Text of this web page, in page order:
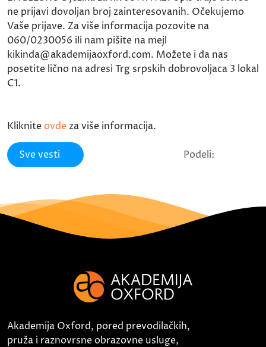
ne prijavi dovoljan broj zainteresovanih. Očekujemo
Vaše prijave. Za više informacija pozovite na
060/0230056 ili nam pišite na mejl
kikinda@akademijaoxford.com. Možete i da nas
posetite lično na adresi Trg srpskih dobrovoljaca 3 lokal
C1.
Kliknite ovde za više informacija.
Sve vesti Podeli:
Akademija Oxford, pored prevodilačkih,
pruža i raznovrsne obrazovne usluge,